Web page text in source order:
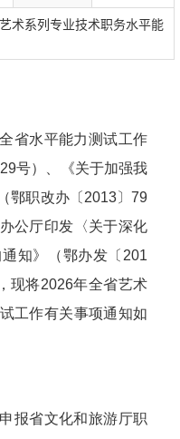
术系列专业技术职务水平能
省水平能力测试工作
号）、《关于加强我
鄂职改办〔2013〕79
公厅印发〈关于深化
知》（鄂办发〔201
现将2026年全省艺术
工作有关事项通知如
报省文化和旅游厅职